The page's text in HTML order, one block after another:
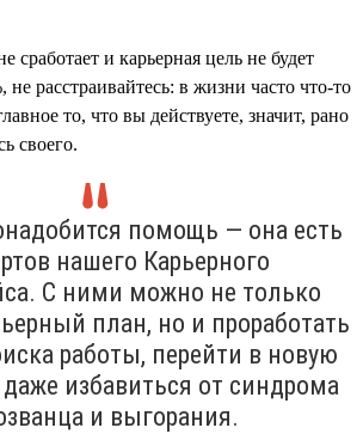
сработает и карьерная цель не будет
не расстраивайтесь: в жизни часто что-то
то, что вы действуете, значит, рано
своего.
помощь — она есть
нашего Карьерного
С ними можно не только
план, но и проработать
работы, перейти в новую
избавиться от синдрома
и выгорания.